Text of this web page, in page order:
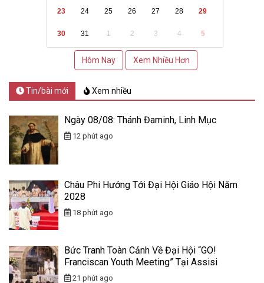
23 24 25 26 27 28 29
30 31 1 2 3 4 5
Hôm Nay Xem Nhiều Hơn
Tin/bài mới Xem nhiều
Ngày 08/08: Thánh Đaminh, Linh Mục
12 phút ago
Châu Phi Hướng Tới Đại Hội Giáo Hội Năm
2028
18 phút ago
Bức Tranh Toàn Cảnh Về Đại Hội “GO!
Franciscan Youth Meeting” Tại Assisi
21 phút ago